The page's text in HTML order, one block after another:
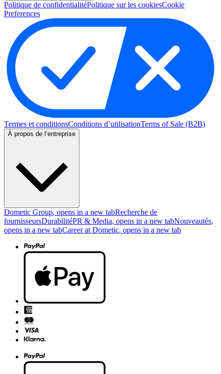
Politique de confidentialitéPolitique sur les cookiesCookie
Preferences
Termes et conditionsConditions d’utilisationTerms of Sale (B2B)
À propos de l’entreprise
Dometic Group, opens in a new tabRecherche de
fournisseursDurabilitéPR & Media, opens in a new tabNouveautés,
opens in a new tabCareer at Dometic, opens in a new tab